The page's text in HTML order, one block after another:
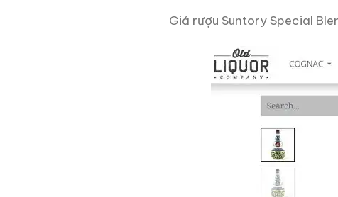
Giá rượu Suntory Special